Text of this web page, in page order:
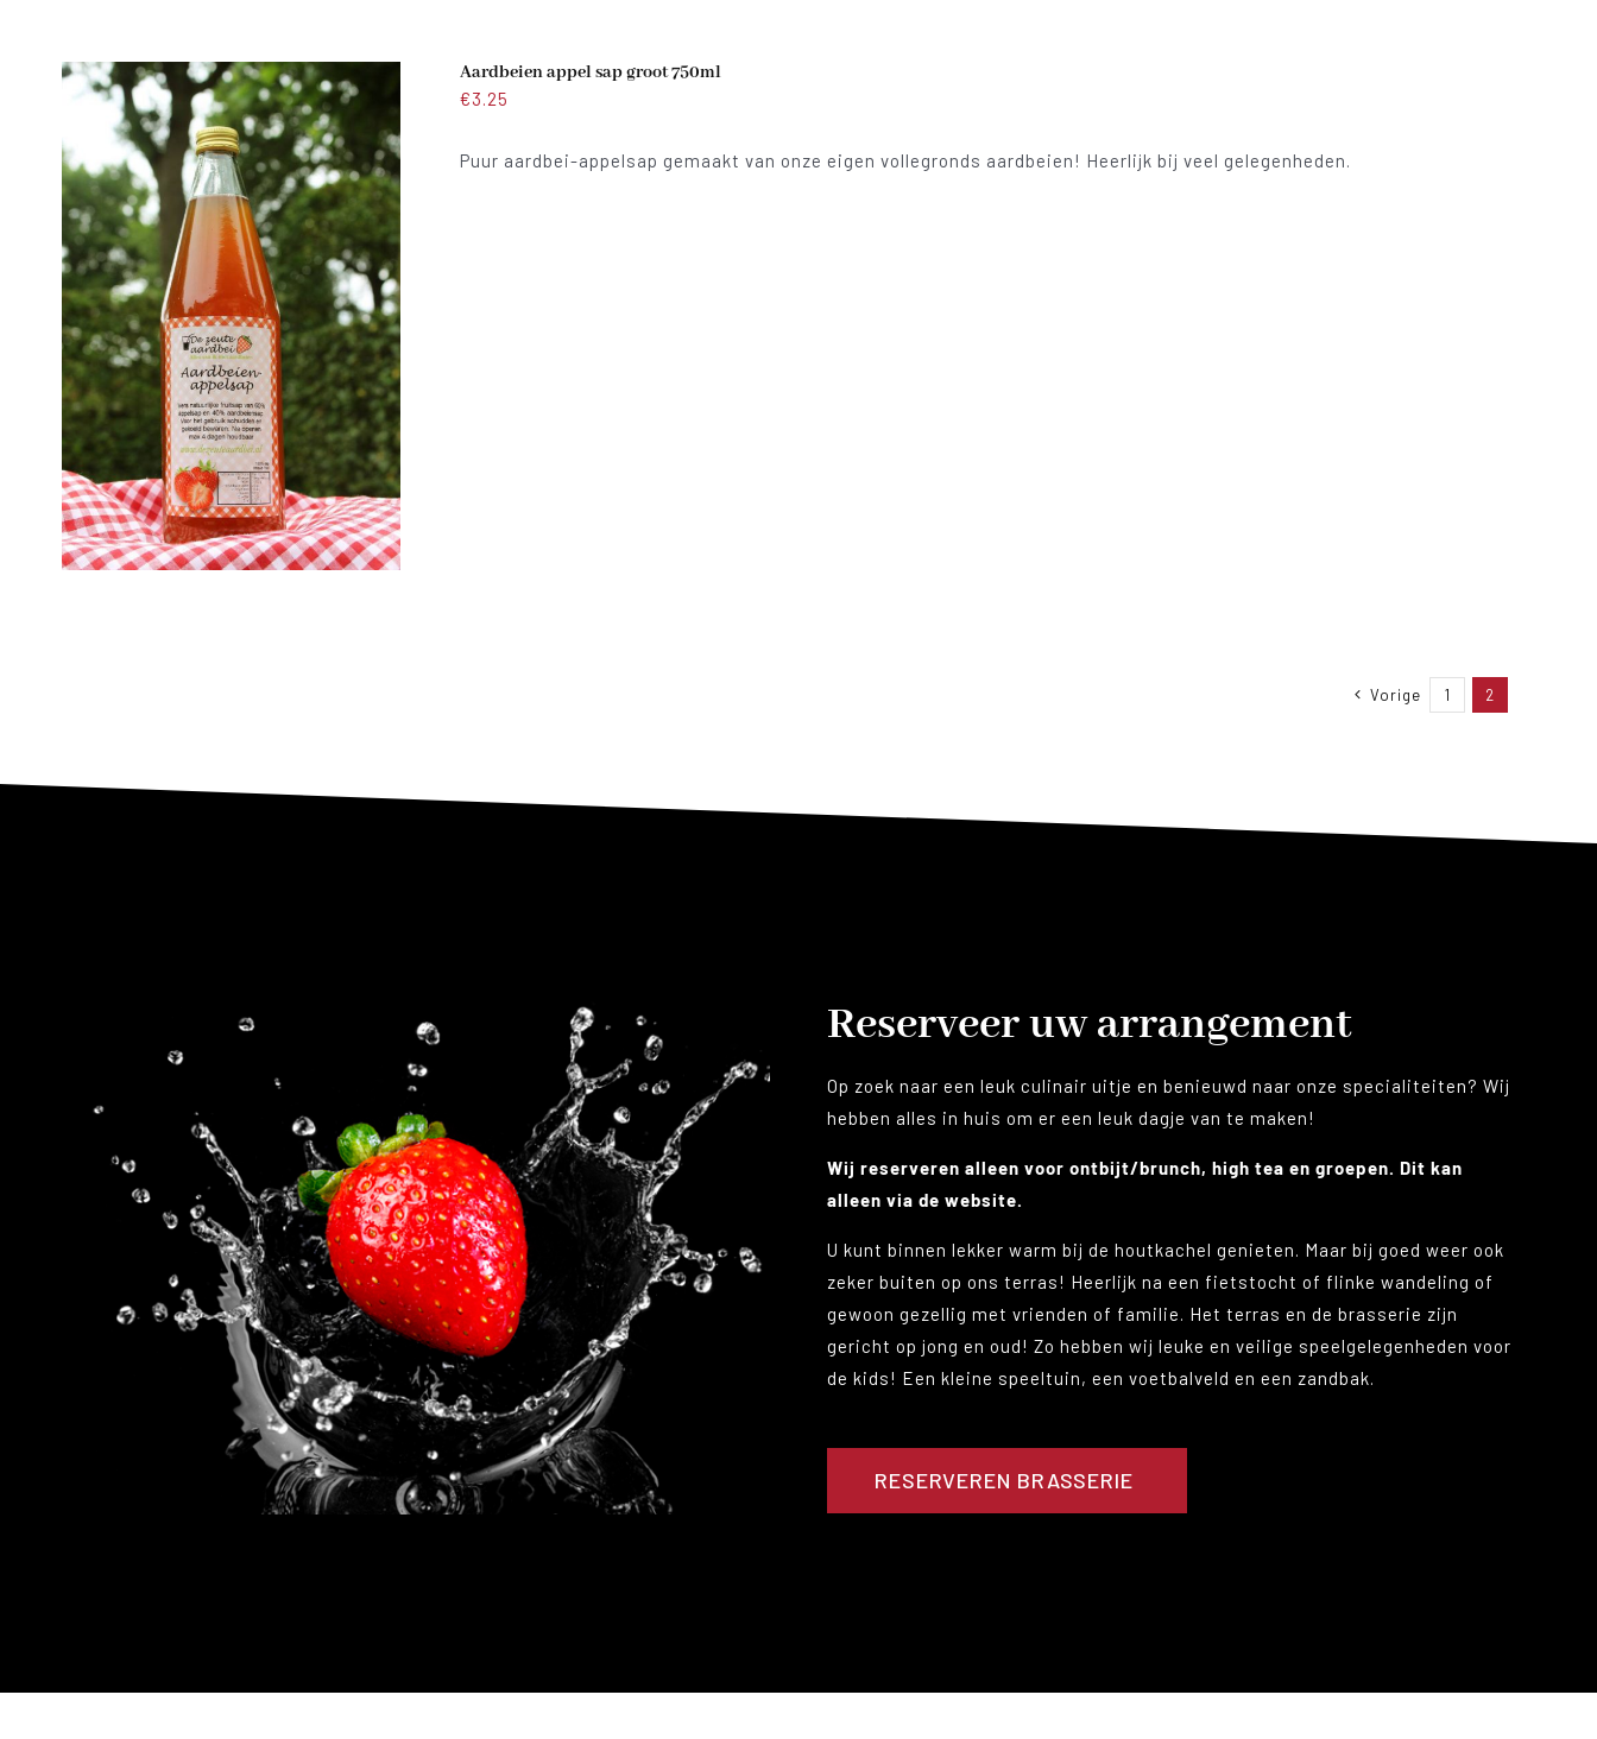
Aardbeien appel sap groot 750ml
€3.25
Puur aardbei-appelsap gemaakt van onze eigen vollegronds aardbeien! Heerlijk bij veel gelegenheden.
Vorige 1 2
Reserveer uw arrangement
Op zoek naar een leuk culinair uitje en benieuwd naar onze specialiteiten? Wij
hebben alles in huis om er een leuk dagje van te maken!
Wij reserveren alleen voor ontbijt/brunch, high tea en groepen. Dit kan
alleen via de website.
U kunt binnen lekker warm bij de houtkachel genieten. Maar bij goed weer ook
zeker buiten op ons terras! Heerlijk na een fietstocht of flinke wandeling of
gewoon gezellig met vrienden of familie. Het terras en de brasserie zijn
gericht op jong en oud! Zo hebben wij leuke en veilige speelgelegenheden voor
de kids! Een kleine speeltuin, een voetbalveld en een zandbak.
RESERVEREN BRASSERIE